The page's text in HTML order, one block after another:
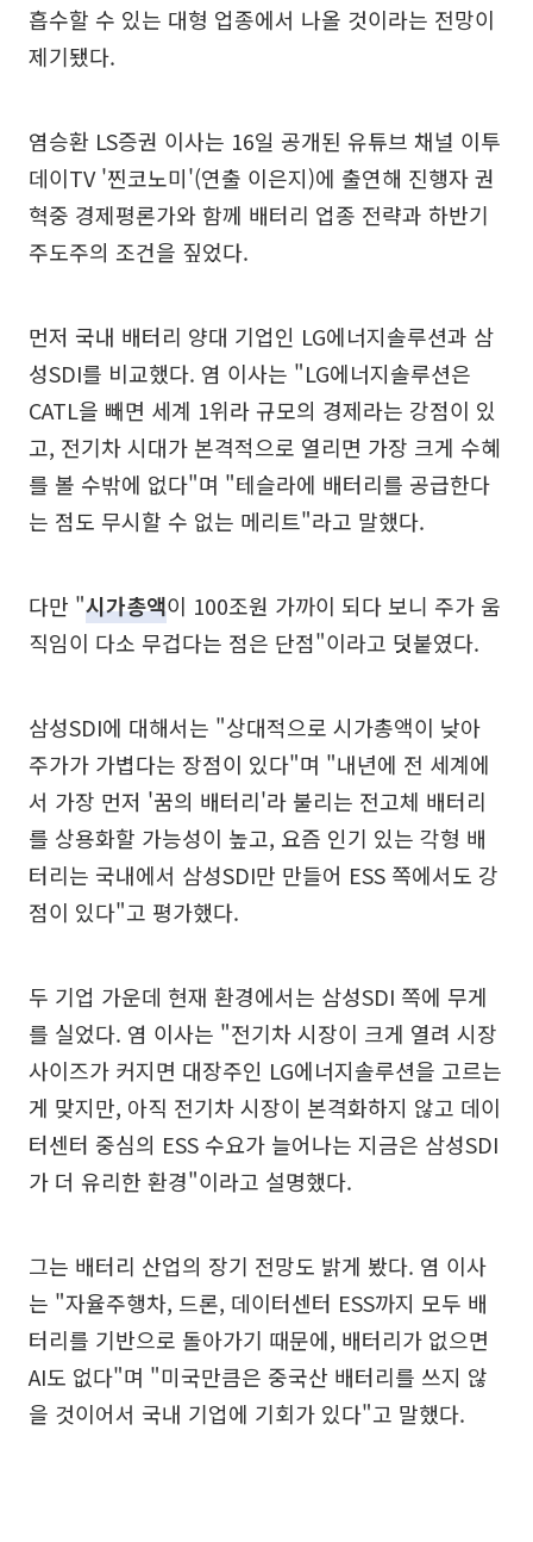
흡수할 수 있는 대형 업종에서 나올 것이라는 전망이
제기됐다.
염승환 LS증권 이사는 16일 공개된 유튜브 채널 이투
데이TV '찐코노미'(연출 이은지)에 출연해 진행자 권
혁중 경제평론가와 함께 배터리 업종 전략과 하반기
주도주의 조건을 짚었다.
먼저 국내 배터리 양대 기업인 LG에너지솔루션과 삼
성SDI를 비교했다. 염 이사는 "LG에너지솔루션은
CATL을 빼면 세계 1위라 규모의 경제라는 강점이 있
고, 전기차 시대가 본격적으로 열리면 가장 크게 수혜
를 볼 수밖에 없다"며 "테슬라에 배터리를 공급한다
는 점도 무시할 수 없는 메리트"라고 말했다.
다만 "시가총액이 100조원 가까이 되다 보니 주가 움
직임이 다소 무겁다는 점은 단점"이라고 덧붙였다.
삼성SDI에 대해서는 "상대적으로 시가총액이 낮아
주가가 가볍다는 장점이 있다"며 "내년에 전 세계에
서 가장 먼저 '꿈의 배터리'라 불리는 전고체 배터리
를 상용화할 가능성이 높고, 요즘 인기 있는 각형 배
터리는 국내에서 삼성SDI만 만들어 ESS 쪽에서도 강
점이 있다"고 평가했다.
두 기업 가운데 현재 환경에서는 삼성SDI 쪽에 무게
를 실었다. 염 이사는 "전기차 시장이 크게 열려 시장
사이즈가 커지면 대장주인 LG에너지솔루션을 고르는
게 맞지만, 아직 전기차 시장이 본격화하지 않고 데이
터센터 중심의 ESS 수요가 늘어나는 지금은 삼성SDI
가 더 유리한 환경"이라고 설명했다.
그는 배터리 산업의 장기 전망도 밝게 봤다. 염 이사
는 "자율주행차, 드론, 데이터센터 ESS까지 모두 배
터리를 기반으로 돌아가기 때문에, 배터리가 없으면
AI도 없다"며 "미국만큼은 중국산 배터리를 쓰지 않
을 것이어서 국내 기업에 기회가 있다"고 말했다.